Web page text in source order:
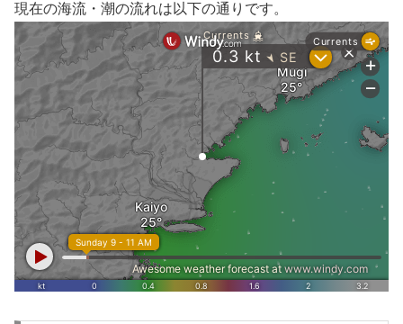
現在の海流・潮の流れは以下の通りです。